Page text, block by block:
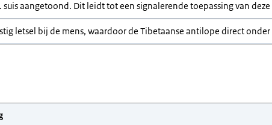
aangetoond. Dit leidt tot een signalerende toepassing van
letsel bij de mens, waardoor de Tibetaanse antilope direct onder